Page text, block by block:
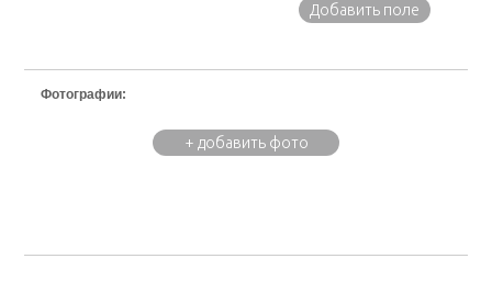
Добавить поле
Фотографии:
+ добавить фото